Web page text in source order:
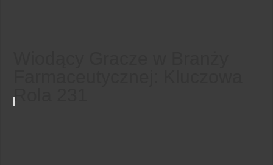
Rola 231